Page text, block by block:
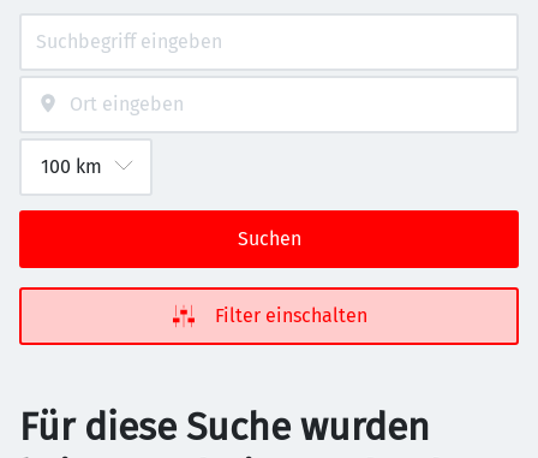
Suchen
Filter einschalten
Für diese Suche wurden